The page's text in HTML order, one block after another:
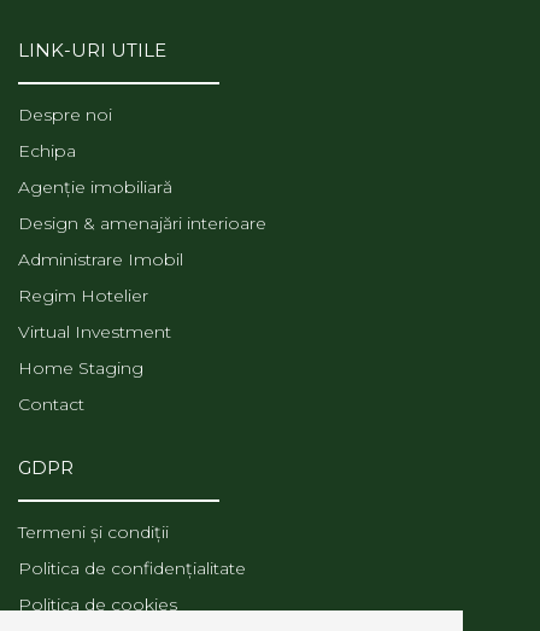
LINK-URI UTILE
Despre noi
Echipa
Agenție imobiliară
Design & amenajări interioare
Administrare Imobil
Regim Hotelier
Virtual Investment
Home Staging
Contact
GDPR
Termeni și condiții
Politica de confidențialitate
Politica de cookies